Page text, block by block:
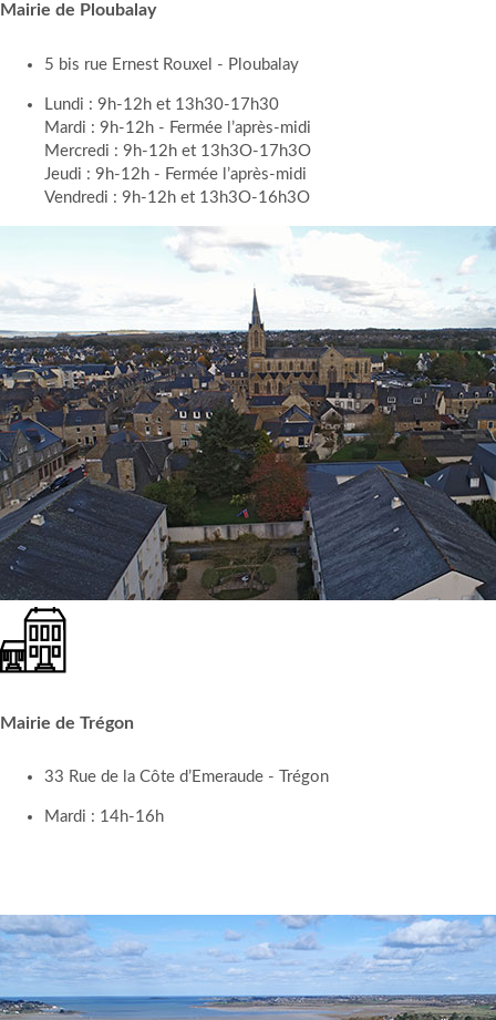
Mairie de Ploubalay
5 bis rue Ernest Rouxel - Ploubalay
Lundi : 9h-12h et 13h30-17h30
Mardi : 9h-12h - Fermée l’après-midi
Mercredi : 9h-12h et 13h3O-17h3O
Jeudi : 9h-12h - Fermée l’après-midi
Vendredi : 9h-12h et 13h3O-16h3O
Mairie de Trégon
33 Rue de la Côte d’Emeraude - Trégon
Mardi : 14h-16h